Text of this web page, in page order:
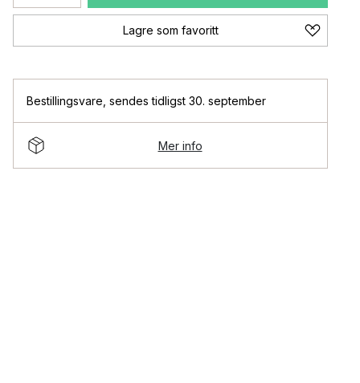
Lagre som favoritt
Bestillingsvare sendes tidligst 30. september
Mer info